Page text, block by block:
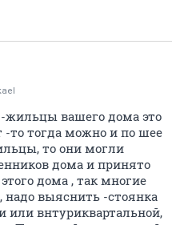
вашего дома это
-то тогда можно и по шее
то они могли
дома и принято
дома , так многие
надо выяснить -стоянка
или внтуриквартальной,